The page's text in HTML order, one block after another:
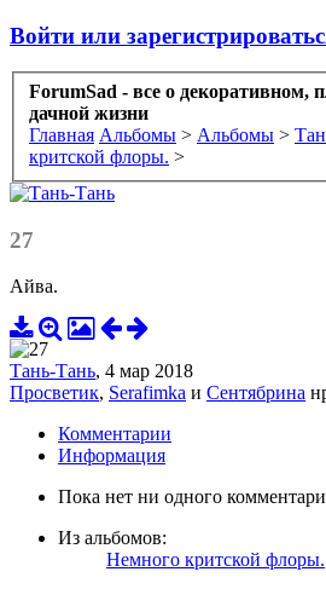
Войти или
ForumSad - все о декоративном,
дачной жизни
Главная Альбомы > Альбомы >
критской флоры. >
27
Айва.
Тань-Тань, 4 мар 2018
Просветик, Serafimka и Сентябрина
Комментарии
Информация
Пока нет ни одного
Из альбомов:
Немного критской флоры.